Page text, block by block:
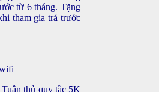
từ 6 tháng. Tặng
tham gia trả trước
thủ quy tắc 5K